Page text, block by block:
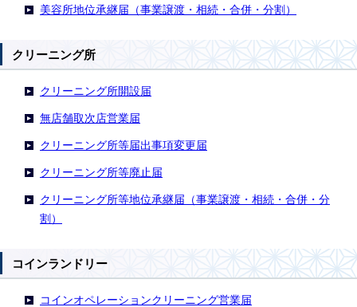
美容所地位承継届（事業譲渡・相続・合併・分割）
クリーニング所
クリーニング所開設届
無店舗取次店営業届
クリーニング所等届出事項変更届
クリーニング所等廃止届
クリーニング所等地位承継届（事業譲渡・相続・合併・分
割）
コインランドリー
コインオペレーションクリーニング営業届